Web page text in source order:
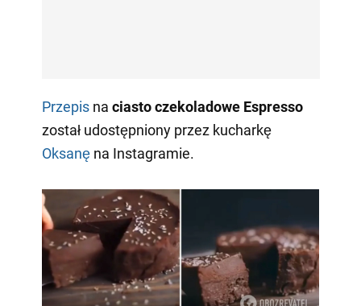
Przepisna ciasto czekoladowe Espresso
został udostępniony przez kucharkę
Oksanęna Instagramie.